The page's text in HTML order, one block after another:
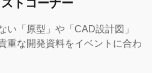
トコーナー
い「原型」や「CAD設計図」
重な開発資料をイベントに合わ